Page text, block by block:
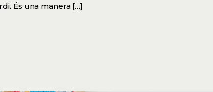
És una manera […]